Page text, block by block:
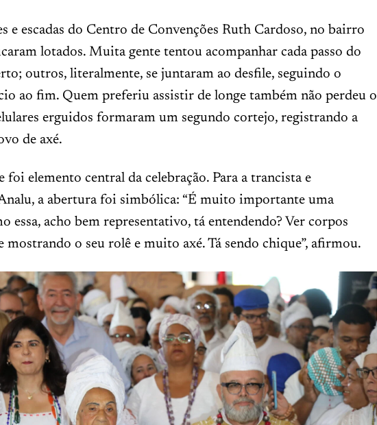
e escadas do Centro de Convenções Ruth Cardoso, no bairro
lotados. Muita gente tentou acompanhar cada passo do
outros, literalmente, se juntaram ao desfile, seguindo o
ao fim. Quem preferiu assistir de longe também não perdeu o
erguidos formaram um segundo cortejo, registrando a
de axé.
foi elemento central da celebração. Para a trancista e
a abertura foi simbólica: “É muito importante uma
essa, acho bem representativo, tá entendendo? Ver corpos
mostrando o seu rolê e muito axé. Tá sendo chique”, afirmou.